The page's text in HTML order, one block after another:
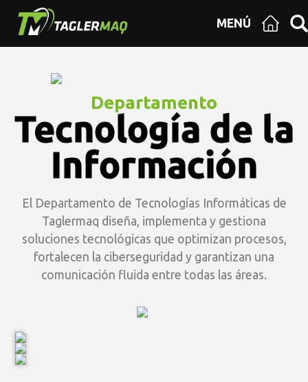
MENÚ
Departamento
Tecnología de la
Información
El Departamento de Tecnologías Informáticas de
Taglermaq diseña, implementa y gestiona
soluciones tecnológicas que optimizan procesos,
fortalecen la ciberseguridad y garantizan una
comunicación fluida entre todas las áreas.